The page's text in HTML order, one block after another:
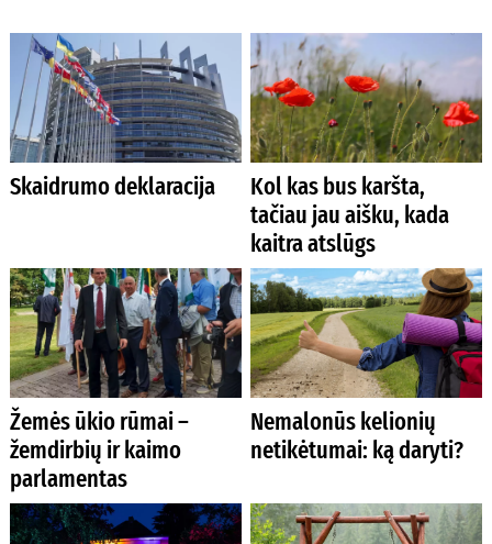
Skaidrumo deklaracija
Kol kas bus karšta,
tačiau jau aišku, kada
kaitra atslūgs
Žemės ūkio rūmai –
žemdirbių ir kaimo
parlamentas
Nemalonūs kelionių
netikėtumai: ką daryti?